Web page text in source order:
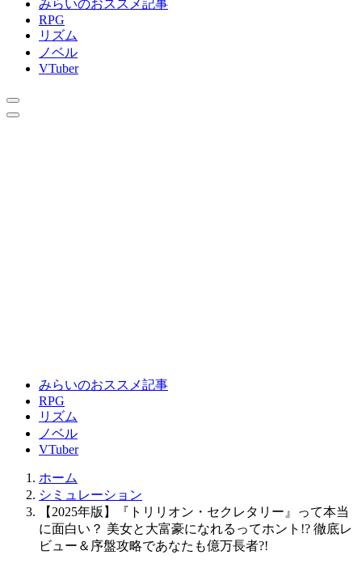
みらいのおススメ記事
RPG
リズム
ノベル
VTuber
みらいのおススメ記事
RPG
リズム
ノベル
VTuber
ホーム
シミュレーション
【2025年版】『トリリオン・セクレタリー』って本当
に面白い？ 美女と大富豪になれるってホント!? 徹底レ
ビュー＆序盤攻略であなたも億万長者?!